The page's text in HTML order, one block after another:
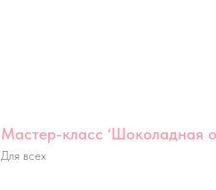
Мастер-класс ‘Шоколадная
Для всех